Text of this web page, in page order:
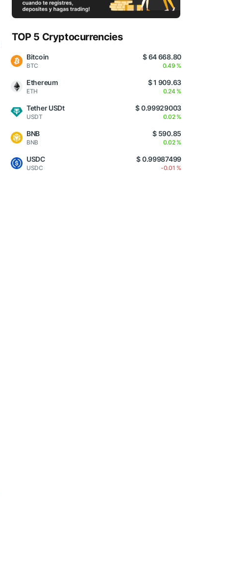
TOP 5 Cryptocurrencies
Bitcoin
BTC
$ 64 668.80
0.49 %
Ethereum
ETH
$ 1 909.63
0.24 %
Tether USDt
USDT
$ 0.99929003
0.02 %
BNB
BNB
$ 590.85
0.02 %
USDC
USDC
$ 0.99987499
-0.01 %